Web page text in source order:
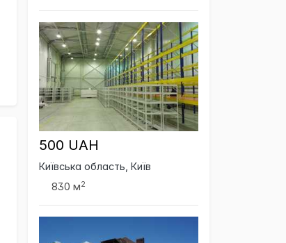
500 UAH
Київська область, Київ
830 м2